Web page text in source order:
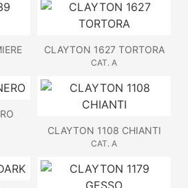
CLAYTON 1627 TORTORA
CAT. A
CLAYTON 1108 CHIANTI
CAT. A